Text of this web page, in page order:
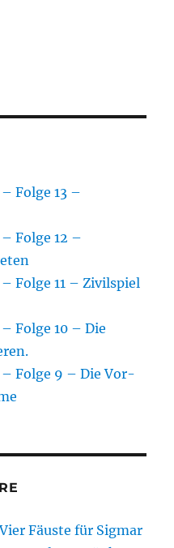
Folge 13 –
Folge 12 –
Folge 11 – Zivilspiel
Folge 10 – Die
Folge 9 – Die Vor-
Vier Fäuste für Sigmar